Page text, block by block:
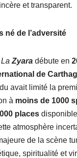
et transparent.
né de l’adversité
La Zyara débute en
de
avait limité la
à moins de 1000
places
atmosphère
de la scène
spiritualité et